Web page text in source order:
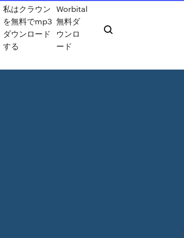
私はクラウン
を無料でmp3
ダウンロード
する
Worbital
無料ダ
ウンロ
ード